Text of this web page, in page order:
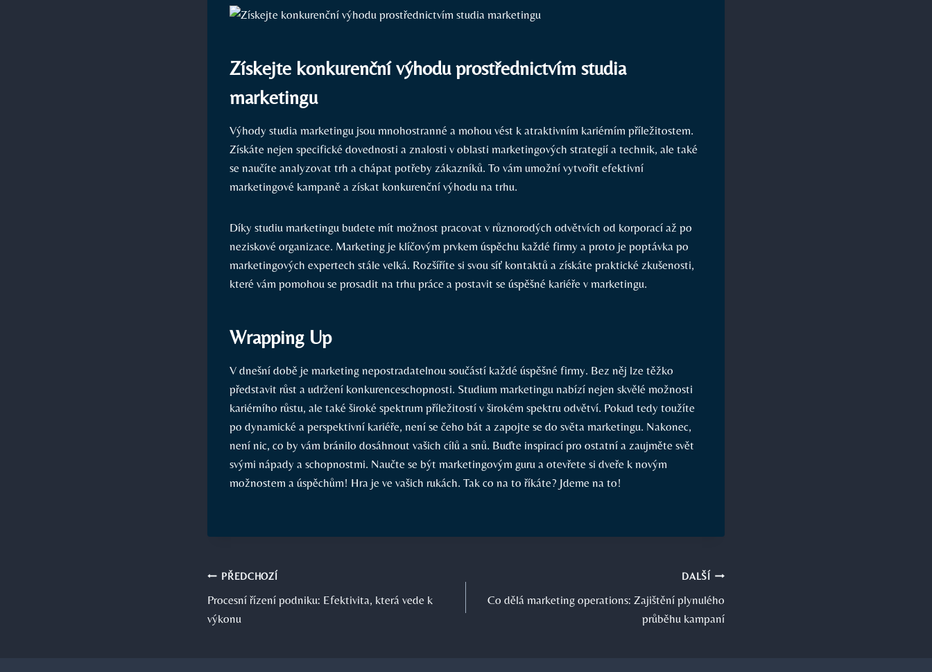
Získejte konkurenční výhodu prostřednictvím studia
marketingu
Výhody studia marketingu jsou mnohostranné a mohou vést k atraktivním kariérním příležitostem.
Získáte nejen specifické dovednosti a znalosti v oblasti marketingových strategií a technik, ale také
se naučíte analyzovat trh a chápat potřeby zákazníků. To vám umožní vytvořit efektivní
marketingové kampaně a získat konkurenční výhodu na trhu.
Díky studiu marketingu budete mít možnost pracovat v různorodých odvětvích od korporací až po
neziskové organizace. Marketing je klíčovým prvkem úspěchu každé firmy a proto je poptávka po
marketingových expertech stále velká. Rozšíříte si svou síť kontaktů a získáte praktické zkušenosti,
které vám pomohou se prosadit na trhu práce a postavit se úspěšné kariéře v marketingu.
Wrapping Up
V dnešní době je marketing nepostradatelnou součástí každé úspěšné firmy. Bez něj lze těžko
představit růst a udržení konkurenceschopnosti. Studium marketingu nabízí nejen skvělé možnosti
kariérního růstu, ale také široké spektrum příležitostí v širokém spektru odvětví. Pokud tedy toužíte
po dynamické a perspektivní kariéře, není se čeho bát a zapojte se do světa marketingu. Nakonec,
není nic, co by vám bránilo dosáhnout vašich cílů a snů. Buďte inspirací pro ostatní a zaujměte svět
svými nápady a schopnostmi. Naučte se být marketingovým guru a otevřete si dveře k novým
možnostem a úspěchům! Hra je ve vašich rukách. Tak co na to říkáte? Jdeme na to!
Navigace
pro
PŘEDCHOZÍ
Procesní řízení podniku: Efektivita, která vede k
výkonu
DALŠÍ
Co dělá marketing operations: Zajištění plynulého
průběhu kampaní